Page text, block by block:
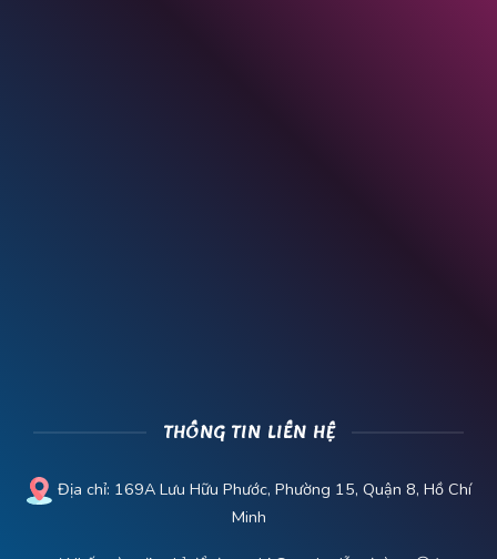
THÔNG TIN LIÊN HỆ
Địa chỉ: 169A Lưu Hữu Phước, Phường 15, Quận 8, Hồ Chí
Minh